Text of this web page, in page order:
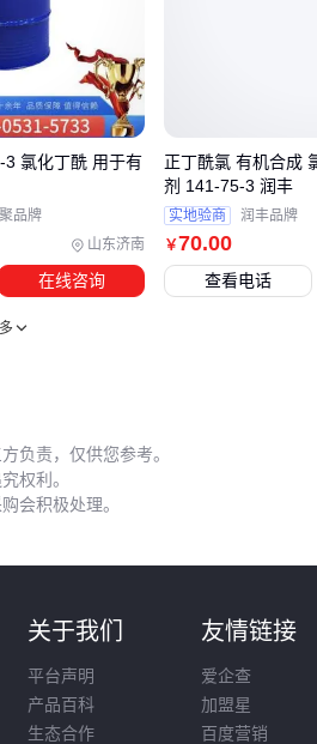
频繁取用的场景，可考虑
仅能重复利用残留溶剂，还能改善
操作细节容易让正丁脂的实际
封后最易被忽视的是水分控制。空
下降，建议每次使用后立即密封，
对于精密作业，可用卡尔费休水分仪
意：
同样关键。未完全挥发的废液需专用
由专业危险品运输
身作业场景的挥发损耗风险和防护
入回报，才能实现真正的成本优化。
山东济南
氯化丁酰 用于有
品牌
在线咨询
￥70.00
正丁酰氯 有机合成
剂 141-75-3 润丰
实地验商 润丰品牌
查看电话
负责，仅供您参考。
权利。
会积极处理。
关于我们
平台声明
产品百科
生态合作
友情链接
爱企查
加盟星
百度营销